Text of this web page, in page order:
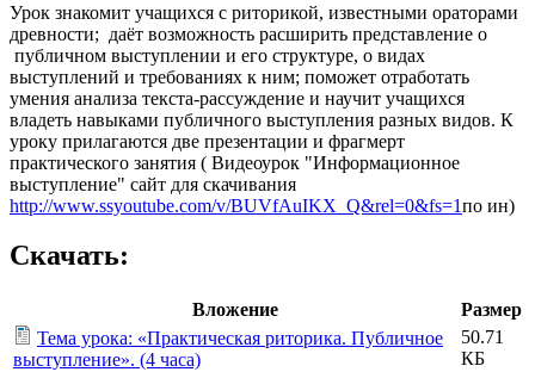
Урок знакомит учащихся с риторикой, известными ораторами
древности; даёт возможность расширить представление о
публичном выступлении и его структуре, о видах
выступлений и требованиях к ним; поможет отработать
умения анализа текста-рассуждение и научит учащихся
владеть навыками публичного выступления разных видов. К
уроку прилагаются две презентации и фрагмерт
практического занятия ( Видеоурок "Информационное
выступление" сайт для скачивания
http://www.ssyoutube.com/v/BUVfAuIKX_Q&rel=0&fs=1по ин)
Скачать:
Вложение
Размер
Тема урока: «Практическая риторика. Публичное
выступление». (4 часа)
50.71
КБ